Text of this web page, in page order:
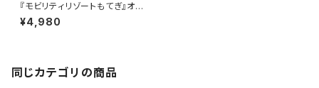
『モビリティリゾートもてぎ』オリ
ジナルMOD for AssettoCor
sa
¥4,980
同じカテゴリの商品